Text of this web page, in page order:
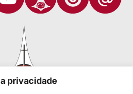
privacidade